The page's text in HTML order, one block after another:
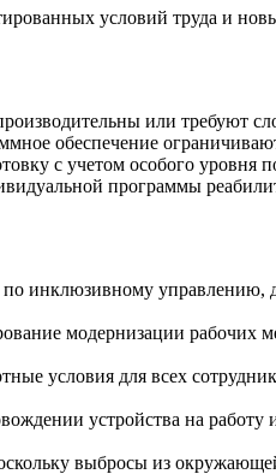
условий труда и
или требуют
обеспечение
с учетом особого уровня
программы
инклюзивному управлению,
модернизации рабочих
условия для всех
устройства на работу
выбросы из